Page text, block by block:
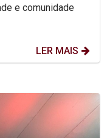
e comunidade
LER MAIS